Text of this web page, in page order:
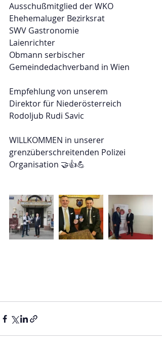
Ausschußmitglied der WKO
Ehehemaluger Bezirksrat
SWV Gastronomie
Laienrichter
Obmann serbischer
Gemeindedachverband in Wien
Empfehlung von unserem
Direktor für Niederösterreich
Rodoljub Rudi Savic
WILLKOMMEN in unserer
grenzüberschreitenden Polizei
Organisation 🤝👍💪